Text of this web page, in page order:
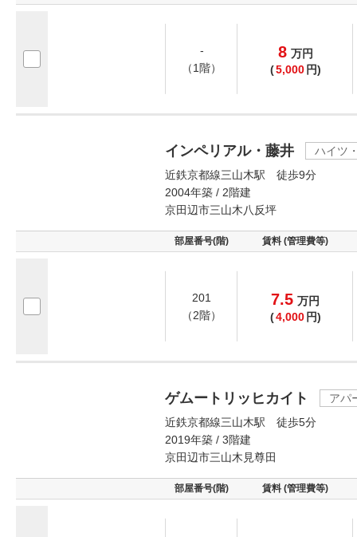
-
（1階）
8 万円
(5,000 円)
インペリアル・藤井
ハイツ
近鉄京都線三山木駅 徒歩9分
2004年築 / 2階建
京田辺市三山木八反坪
部屋番号(階) 賃料 (管理費等)
201
（2階）
7.5 万円
(4,000 円)
ゲムートリッヒカイト
アパ
近鉄京都線三山木駅 徒歩5分
2019年築 / 3階建
京田辺市三山木見尊田
部屋番号(階) 賃料 (管理費等)